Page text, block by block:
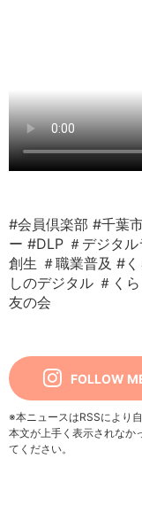
#会員倶楽部 #千葉
ー #DLP ＃デジタ
創生 ＃職業普及 #く
しのデジタル ＃く
友の会
FOLLOW
※本ニュースはRSSにより
本文が上手く表示されなか
てください。